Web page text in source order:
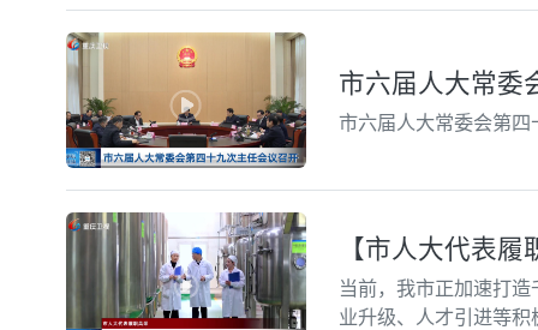
市六届人大常委
市六届人大常委会第
【市人大代表
当前，我市正加速打
业升级、人才引进等积